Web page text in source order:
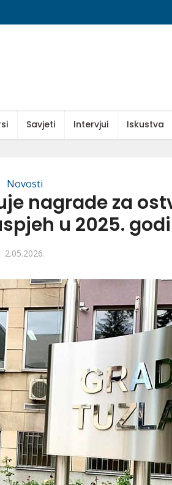
Savjeti Intervjui Iskustva
Novosti
nagrade za
u 2025.
2.05.2026.